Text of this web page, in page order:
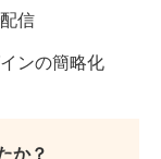
信
ンの簡略化
か？